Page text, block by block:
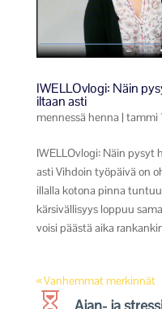
IWELLOvlogi: Näin
iltaan asti
mennessä henna | tammi
IWELLOvlogi: Näin pysyt
asti Vihdoin työpäivä on
illalla kotona pinna
kärsivällisyys loppuu
voisi päästä aika
« Vanhemmat merkinnät
